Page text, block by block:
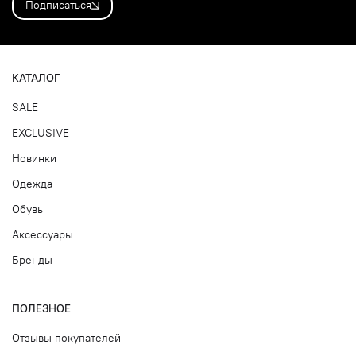
Подписаться
КАТАЛОГ
SALE
EXCLUSIVE
Новинки
Одежда
Обувь
Аксессуары
Бренды
ПОЛЕЗНОЕ
Отзывы покупателей